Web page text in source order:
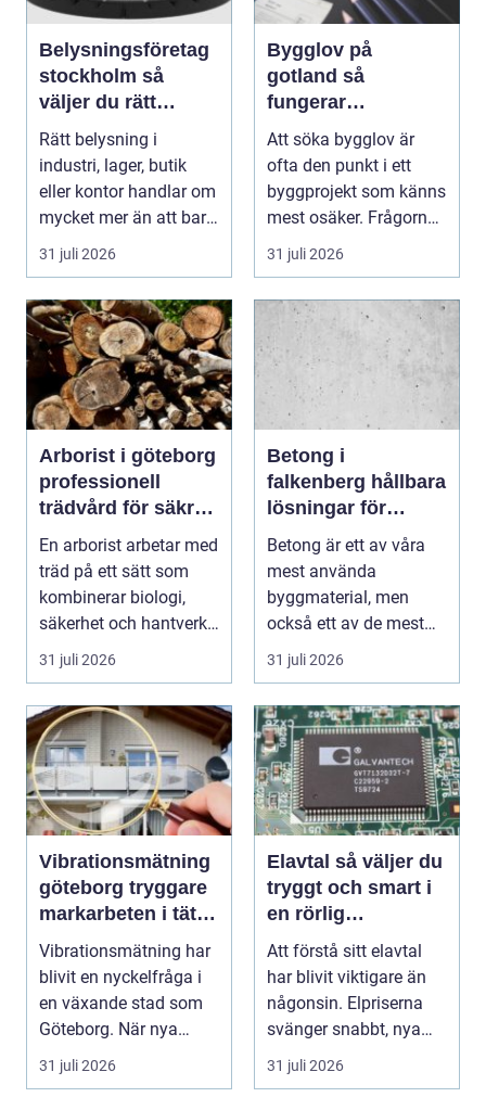
Belysningsföretag
stockholm så
väljer du rätt
partner för
professionell
ljussättning
Rätt belysning i
industri, lager, butik
eller kontor handlar om
mycket mer än att bara
få det ljust....
31 juli 2026
Bygglov på
gotland så
fungerar
processen från idé
till godkänt beslut
Att söka bygglov är
ofta den punkt i ett
byggprojekt som känns
mest osäker. Frågorna
hopar sig: vilk...
31 juli 2026
Arborist i göteborg
professionell
trädvård för säkra
och friska träd
En arborist arbetar med
träd på ett sätt som
kombinerar biologi,
säkerhet och hantverk.
I en stad so...
31 juli 2026
Betong i
falkenberg hållbara
lösningar för
grund, golv och
utemiljö
Betong är ett av våra
mest använda
byggmaterial, men
också ett av de mest
missförstådda. Många
tänke...
31 juli 2026
Vibrationsmätning
göteborg tryggare
markarbeten i tät
stadsmiljö
Vibrationsmätning har
blivit en nyckelfråga i
en växande stad som
Göteborg. När nya
bostäder, broar,...
31 juli 2026
Elavtal så väljer du
tryggt och smart i
en rörlig
elmarknad
Att förstå sitt elavtal
har blivit viktigare än
någonsin. Elpriserna
svänger snabbt, nya
typer av av...
31 juli 2026